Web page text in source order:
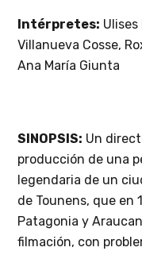
Intérpretes:
Villanueva Cosse,
Ana María Giunta
SINOPSIS: Un
producción de una
legendaria de un
de Tounens, que en
Patagonia y
filmación, con